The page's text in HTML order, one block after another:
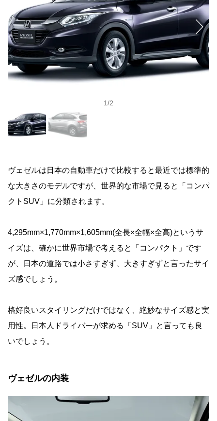
1/2
ヴェゼルは日本の自動車だけで比較すると最近では標準的
な大きさのモデルですが、世界的な市場で見ると「コンパ
クトSUV」に分類されます。
4,295mm×1,770mm×1,605mm(全長×全幅×全高)というサ
イズは、確かに世界市場で考えると「コンパクト」です
が、日本の道路では小さすぎず、大きすぎずと言ったサイ
ズ感でしょう。
格好良いスタイリングだけではなく、絶妙なサイズ感と実
用性。日本人ドライバーが求める「SUV」と言っても良
いでしょう。
ヴェゼルの内装